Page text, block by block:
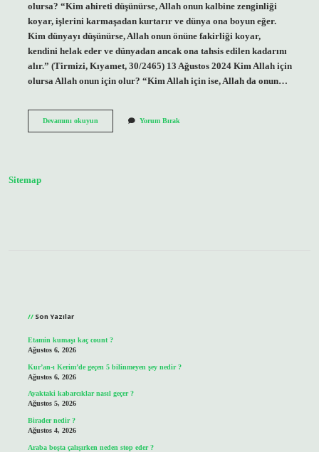
olursa? “Kim ahireti düşünürse, Allah onun kalbine zenginliği
koyar, işlerini karmaşadan kurtarır ve dünya ona boyun eğer.
Kim dünyayı düşünürse, Allah onun önüne fakirliği koyar,
kendini helak eder ve dünyadan ancak ona tahsis edilen kadarını
alır.” (Tirmizi, Kıyamet, 30/2465) 13 Ağustos 2024 Kim Allah için
olursa Allah onun için olur? “Kim Allah için ise, Allah da onun…
Devamını okuyunKimin
Yorum Bırak
Sitemap
Son Yazılar
Etamin kumaşı kaç count ?
Ağustos 6, 2026
Kur’an-ı Kerim’de geçen 5 bilinmeyen şey nedir ?
Ağustos 6, 2026
Ayaktaki kabarcıklar nasıl geçer ?
Ağustos 5, 2026
Birader nedir ?
Ağustos 4, 2026
Araba boşta çalışırken neden stop eder ?